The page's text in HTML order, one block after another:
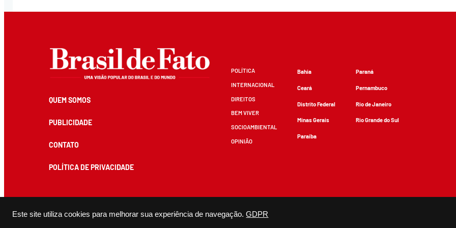
Este site utiliza cookies para melhorar sua experiência de navegação. GDPR
QUEM SOMOS
PUBLICIDADE
CONTATO
POLÍTICA DE PRIVACIDADE
POLÍTICA
INTERNACIONAL
DIREITOS
BEM VIVER
SOCIOAMBIENTAL
OPINIÃO
Bahia
Ceará
Distrito Federal
Minas Gerais
Paraíba
Paraná
Pernambuco
Rio de Janeiro
Rio Grande do Sul